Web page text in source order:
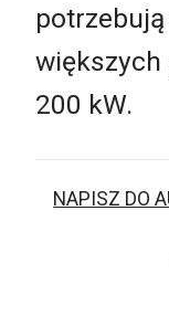
większych
200 kW.
NAPISZ DO